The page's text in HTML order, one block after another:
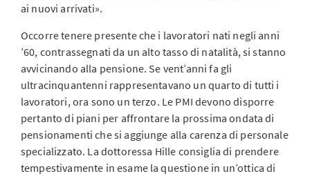
ai nuovi arrivati».
Occorre tenere presente che i lavoratori nati negli anni
’60, contrassegnati da un alto tasso di natalità, si stanno
avvicinando alla pensione. Se vent’anni fa gli
ultracinquantenni rappresentavano un quarto di tutti i
lavoratori, ora sono un terzo. Le PMI devono disporre
pertanto di piani per affrontare la prossima ondata di
pensionamenti che si aggiunge alla carenza di personale
specializzato. La dottoressa Hille consiglia di prendere
tempestivamente in esame la questione in un’ottica di